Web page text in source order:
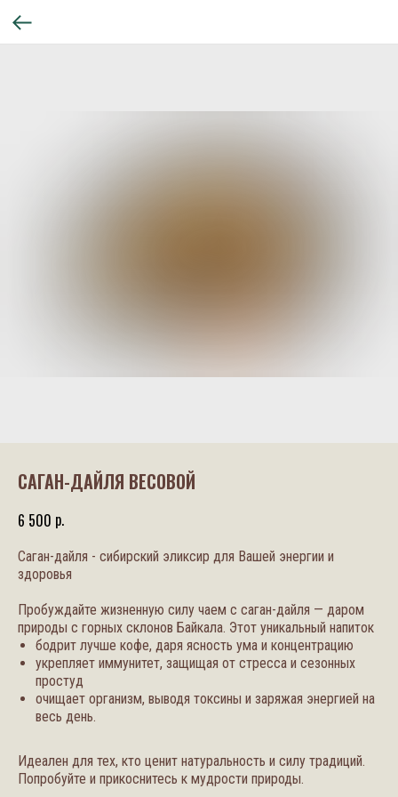
САГАН-ДАЙЛЯ ВЕСОВОЙ
6 500 р.
Саган-дайля - сибирский эликсир для Вашей энергии и
здоровья
Пробуждайте жизненную силу чаем с саган-дайля — даром
природы с горных склонов Байкала. Этот уникальный напиток
бодрит лучше кофе, даря ясность ума и концентрацию
укрепляет иммунитет, защищая от стресса и сезонных
простуд
очищает организм, выводя токсины и заряжая энергией на
весь день.
Идеален для тех, кто ценит натуральность и силу традиций.
Попробуйте и прикоснитесь к мудрости природы.